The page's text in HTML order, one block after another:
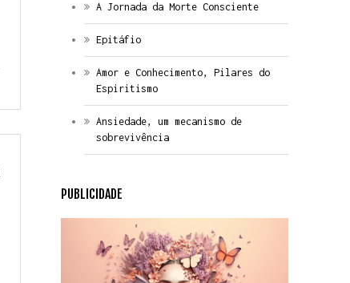
A Jornada da Morte Consciente
Epitáfio
Amor e Conhecimento, Pilares do
Espiritismo
Ansiedade, um mecanismo de
sobrevivência
PUBLICIDADE